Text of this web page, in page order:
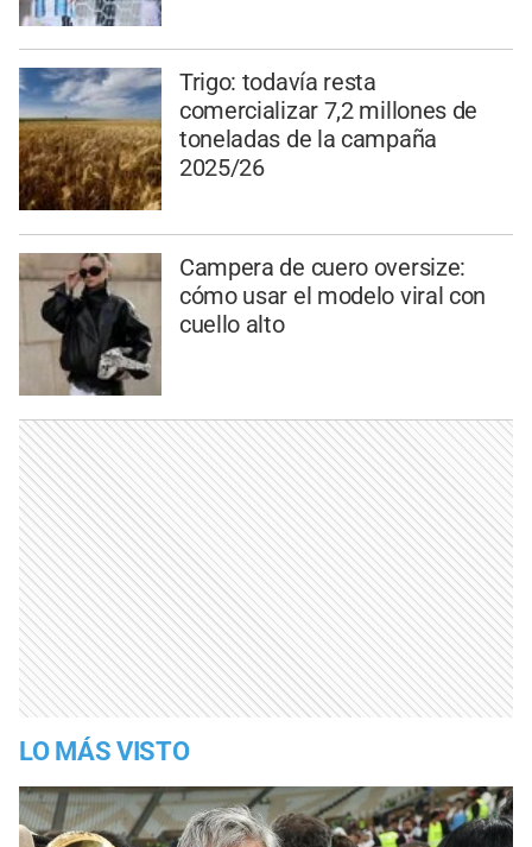
Trigo: todavía resta
comercializar 7,2 millones de
toneladas de la campaña
2025/26
Campera de cuero oversize:
cómo usar el modelo viral con
cuello alto
LO MÁS VISTO